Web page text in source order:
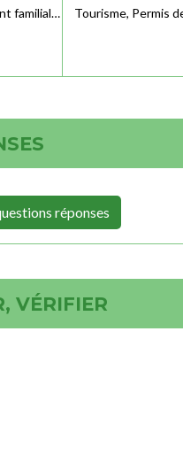
familial…
Tourisme, Permis
réponses
VÉRIFIER